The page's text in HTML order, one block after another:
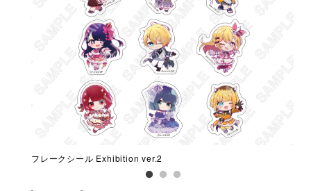
フレークシール Exhibition ver.2